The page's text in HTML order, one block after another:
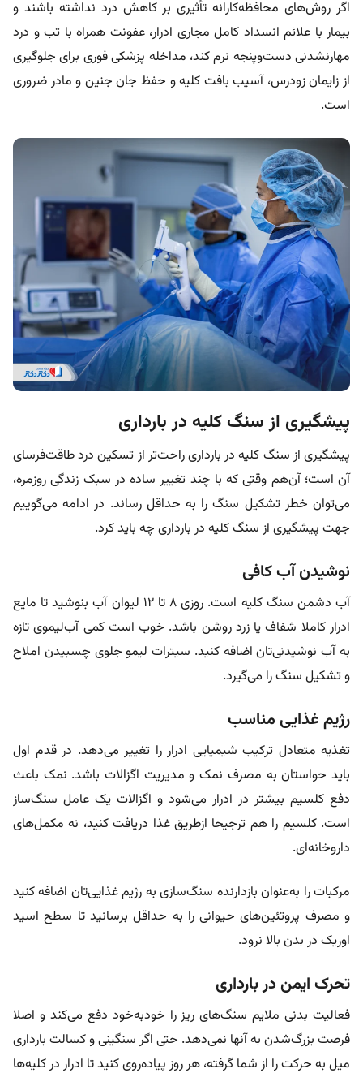
اگر روش‌های محافظه‌کارانه تأثیری بر کاهش درد نداشته باشند و
بیمار با علائم انسداد کامل مجاری ادرار، عفونت همراه با تب و درد
مهارنشدنی دست‌و‌پنجه نرم کند، مداخله پزشکی فوری برای جلوگیری
از زایمان زودرس، آسیب بافت کلیه و حفظ جان جنین و مادر ضروری
است.
پیشگیری از سنگ کلیه در بارداری
پیشگیری از سنگ کلیه در بارداری راحت‌تر از تسکین درد طاقت‌فرسای
آن است؛ آن‌هم وقتی که با چند تغییر ساده در سبک زندگی روزمره،
می‌توان خطر تشکیل سنگ را به حداقل رساند. در ادامه می‌گوییم
جهت پیشگیری از سنگ کلیه در بارداری چه باید کرد.
نوشیدن آب کافی
آب دشمن سنگ کلیه است. روزی ۸ تا ۱۲ لیوان آب بنوشید تا مایع
ادرار کاملا شفاف یا زرد روشن باشد. خوب است کمی آب‌لیموی تازه
به آب نوشیدنی‌تان اضافه کنید. سیترات لیمو جلوی چسبیدن املاح
و تشکیل سنگ را می‌گیرد.
رژیم غذایی مناسب
تغذیه متعادل ترکیب شیمیایی ادرار را تغییر می‌دهد. در قدم اول
باید حواستان به مصرف نمک و مدیریت اگزالات باشد. نمک باعث
دفع کلسیم بیشتر در ادرار می‌شود و اگزالات یک عامل سنگ‌ساز
است. کلسیم را هم ترجیحا از‌طریق غذا دریافت کنید، نه مکمل‌های
داروخانه‌ای.
مرکبات را به‌عنوان بازدارنده سنگ‌سازی به رژیم غذایی‌تان اضافه کنید
و مصرف پروتئین‌های حیوانی را به‌ حداقل برسانید تا سطح اسید
اوریک در بدن بالا نرود.
تحرک ایمن در بارداری
فعالیت بدنی ملایم سنگ‌های ریز را خود‌به‌خود دفع می‌کند و اصلا
فرصت بزرگ‌شدن به آنها نمی‌دهد. حتی اگر سنگینی و کسالت بارداری
میل به حرکت را از شما گرفته، هر روز پیاده‌روی کنید تا ادرار در کلیه‌ها